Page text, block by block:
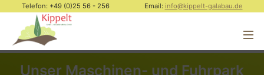
Telefon: +49 (0)25 56 - 256 Email: info@kippelt-galabau.de
Unser Maschinen- und Fuhrpark